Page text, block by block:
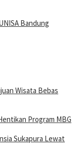
Bandung
Wisata Bebas
Program MBG
Sukapura Lewat